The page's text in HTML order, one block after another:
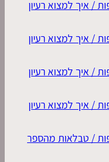
/ איך למצוא רעיון
/ איך למצוא רעיון
/ איך למצוא רעיון
/ איך למצוא רעיון
/ טבלאות מהספר